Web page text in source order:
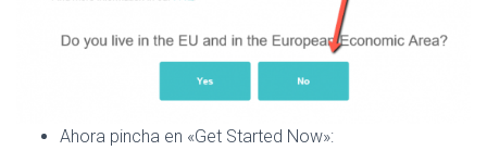
Ahora pincha en «Get Started Now»: